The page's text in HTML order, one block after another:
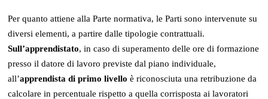
Per quanto attiene alla Parte normativa, le Parti sono intervenute su
diversi elementi, a partire dalle tipologie contrattuali.
Sull’apprendistato, in caso di superamento delle ore di formazione
presso il datore di lavoro previste dal piano individuale,
all’apprendista di primo livello è riconosciuta una retribuzione da
calcolare in percentuale rispetto a quella corrisposta ai lavoratori